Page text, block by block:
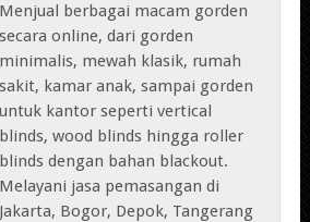
Menjual berbagai macam gorden
secara online, dari gorden
minimalis, mewah klasik, rumah
sakit, kamar anak, sampai gorden
untuk kantor seperti vertical
blinds, wood blinds hingga roller
blinds dengan bahan blackout.
Melayani jasa pemasangan di
Jakarta, Bogor, Depok, Tangerang